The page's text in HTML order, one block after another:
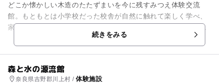
どこか懐かしい木造のたたずまいを今に残すみつえ体験交流
館。もともとは小学校だった校舎が自然に触れて楽しく学べ、
家族と仲間との交流が深められる「グリーンツーリズムの拠
点」としてよみがえりました。続きをみる
森と水の源流館
奈良県吉野郡川上村 /体験施設